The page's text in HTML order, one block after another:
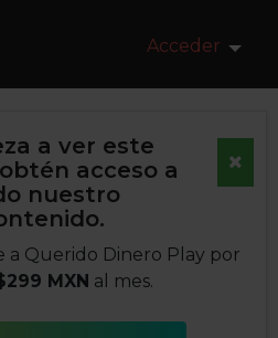
Acceder
a ver este
acceso a
nuestro
a Querido Dinero Play por
MXN al mes.